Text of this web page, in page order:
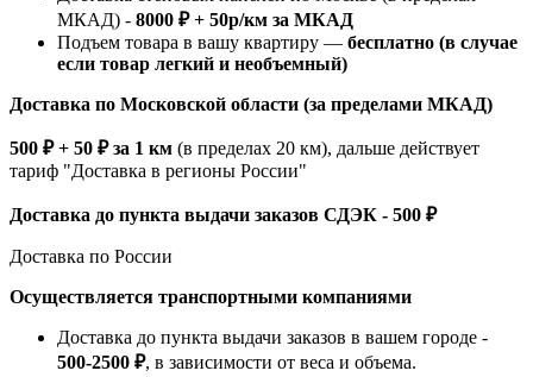
МКАД) - 8000 ₽ + 50р/км за МКАД
Подъем товара в вашу квартиру — бесплатно (в случае
если товар легкий и необъемный)
Доставка по Московской области (за пределами МКАД)
500 ₽ + 50 ₽ за 1 км (в пределах 20 км), дальше действует
тариф "Доставка в регионы России"
Доставка до пункта выдачи заказов СДЭК - 500 ₽
Доставка по России
Осуществляется транспортными компаниями
Доставка до пункта выдачи заказов в вашем городе -
500-2500 ₽, в зависимости от веса и объема.